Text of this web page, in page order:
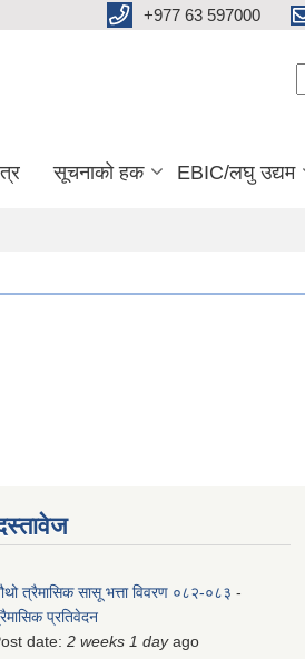
+977 63 597000
सूचनाको हक EBIC/लघु उद्यम
त्रैमासिक सासू भत्ता विवरण ०८२-०८३ -
प्रतिवेदन
date: 2 weeks 1 dayago